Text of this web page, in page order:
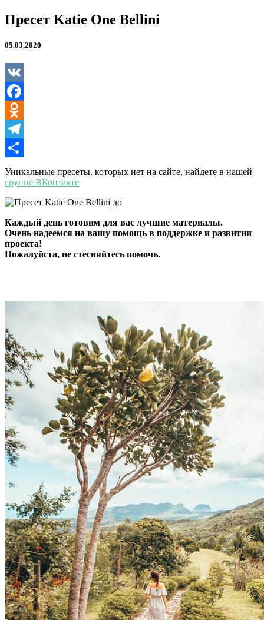
Пресет
Katie
Bellini
Пресет Katie One Bellini
05.03.2020
VK
Facebook
Odnoklassniki
Telegram
Отправить
Уникальные пресеты, которых нет на сайте, найдете в нашей
группе ВКонтакте
Каждый день готовим для вас лучшие материалы.
Очень надеемся на вашу помощь в поддержке и развитии
проекта!
Пожалуйста, не стесняйтесь помочь.